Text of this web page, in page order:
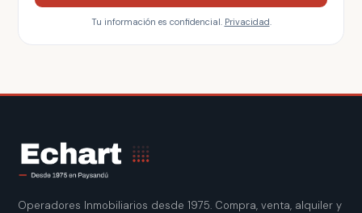
Tu información es confidencial. Privacidad.
Operadores Inmobiliarios desde 1975. Compra, venta, alquiler y